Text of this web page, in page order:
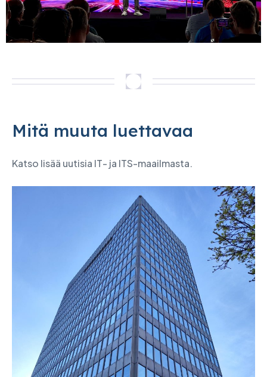
Mitä muuta luettavaa
Katso lisää uutisia IT- ja ITS-maailmasta.